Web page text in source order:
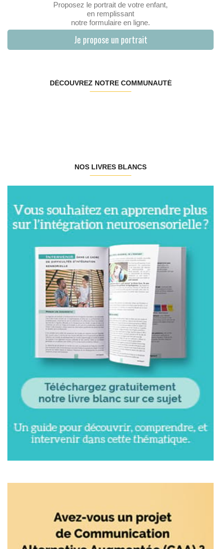
Proposez le portrait de votre enfant,
en remplissant
notre formulaire en ligne.
Je propose un portrait
DÉCOUVREZ NOTRE COMMUNAUTÉ
NOS LIVRES BLANCS